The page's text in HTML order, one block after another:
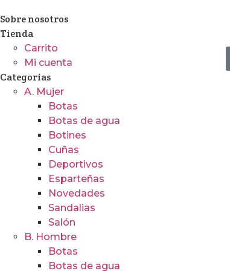
Sobre nosotros
Tienda
Carrito
Mi cuenta
Categorías
A. Mujer
Botas
Botas de agua
Botines
Cuñas
Deportivos
Esparteñas
Novedades
Sandalias
Salón
B. Hombre
Botas
Botas de agua